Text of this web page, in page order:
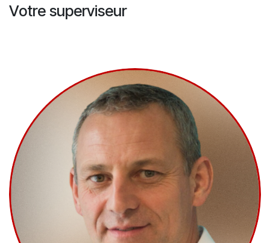
Votre superviseur